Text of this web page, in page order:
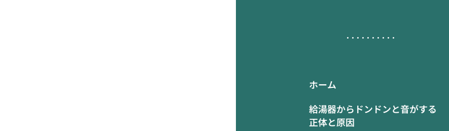
ホーム
給湯器からドンドンと音がする
正体と原因